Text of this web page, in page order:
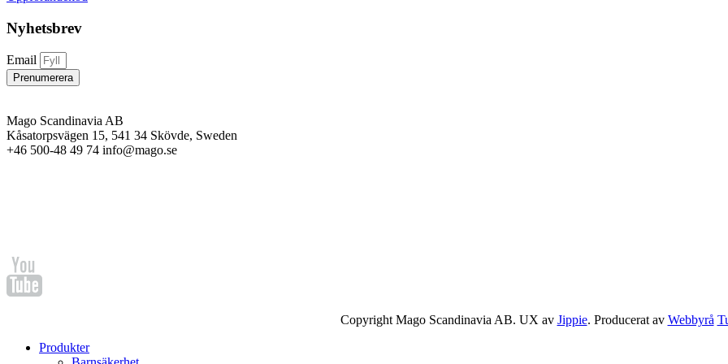
Nyhetsbrev
Email
Prenumerera
Mago Scandinavia AB
Kåsatorpsvägen 15, 541 34 Skövde, Sweden
+46 500-48 49 74 info@mago.se
Copyright Mago Scandinavia AB. UX av Jippie. Producerat av Webbyrå
Produkter